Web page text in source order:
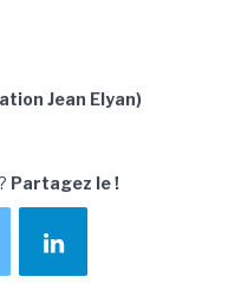
Jean Elyan)
Partagez le !